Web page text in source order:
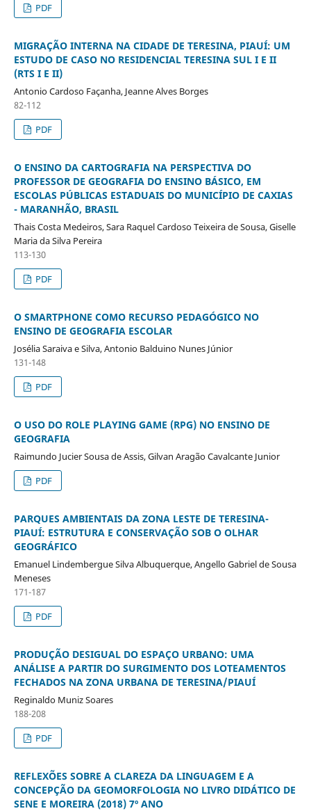
PDF
MIGRAÇÃO INTERNA NA CIDADE DE TERESINA, PIAUÍ: UM
ESTUDO DE CASO NO RESIDENCIAL TERESINA SUL I E II
(RTS I E II)
Antonio Cardoso Façanha, Jeanne Alves Borges
82-112
PDF
O ENSINO DA CARTOGRAFIA NA PERSPECTIVA DO
PROFESSOR DE GEOGRAFIA DO ENSINO BÁSICO, EM
ESCOLAS PÚBLICAS ESTADUAIS DO MUNICÍPIO DE CAXIAS
- MARANHÃO, BRASIL
Thais Costa Medeiros, Sara Raquel Cardoso Teixeira de Sousa, Giselle
Maria da Silva Pereira
113-130
PDF
O SMARTPHONE COMO RECURSO PEDAGÓGICO NO
ENSINO DE GEOGRAFIA ESCOLAR
Josélia Saraiva e Silva, Antonio Balduino Nunes Júnior
131-148
PDF
O USO DO ROLE PLAYING GAME (RPG) NO ENSINO DE
GEOGRAFIA
Raimundo Jucier Sousa de Assis, Gilvan Aragão Cavalcante Junior
PDF
PARQUES AMBIENTAIS DA ZONA LESTE DE TERESINA-
PIAUÍ: ESTRUTURA E CONSERVAÇÃO SOB O OLHAR
GEOGRÁFICO
Emanuel Lindembergue Silva Albuquerque, Angello Gabriel de Sousa
Meneses
171-187
PDF
PRODUÇÃO DESIGUAL DO ESPAÇO URBANO: UMA
ANÁLISE A PARTIR DO SURGIMENTO DOS LOTEAMENTOS
FECHADOS NA ZONA URBANA DE TERESINA/PIAUÍ
Reginaldo Muniz Soares
188-208
PDF
REFLEXÕES SOBRE A CLAREZA DA LINGUAGEM E A
CONCEPÇÃO DA GEOMORFOLOGIA NO LIVRO DIDÁTICO DE
SENE E MOREIRA (2018) 7º ANO